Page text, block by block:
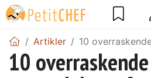
Artikler 10
10 overraskende